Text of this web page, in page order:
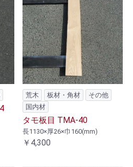
荒木 板材・角材
その他
国内材
タモ板目 TMA-40
長1130×厚26×巾160(mm)
￥4,300